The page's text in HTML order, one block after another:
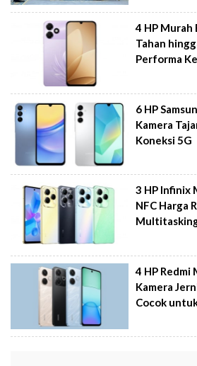
4 HP Murah
Tahan
Performa
6 HP
Kamera
Koneksi 5G
3 HP Infinix
NFC Harga
4 HP Redmi
Kamera
Cocok